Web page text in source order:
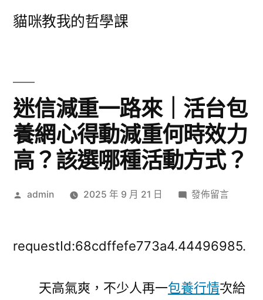
貓咪教我的哲學課
迷信減重一路來｜活台包
養網心得動減重何時效力
高？該選哪種活動方式？
作
admin 2025 年 9 月 21 日
在
減
路
發佈留言
requestId:68cdffefe773a4.44496985.
天高氣爽，不少人再一包養行情次給